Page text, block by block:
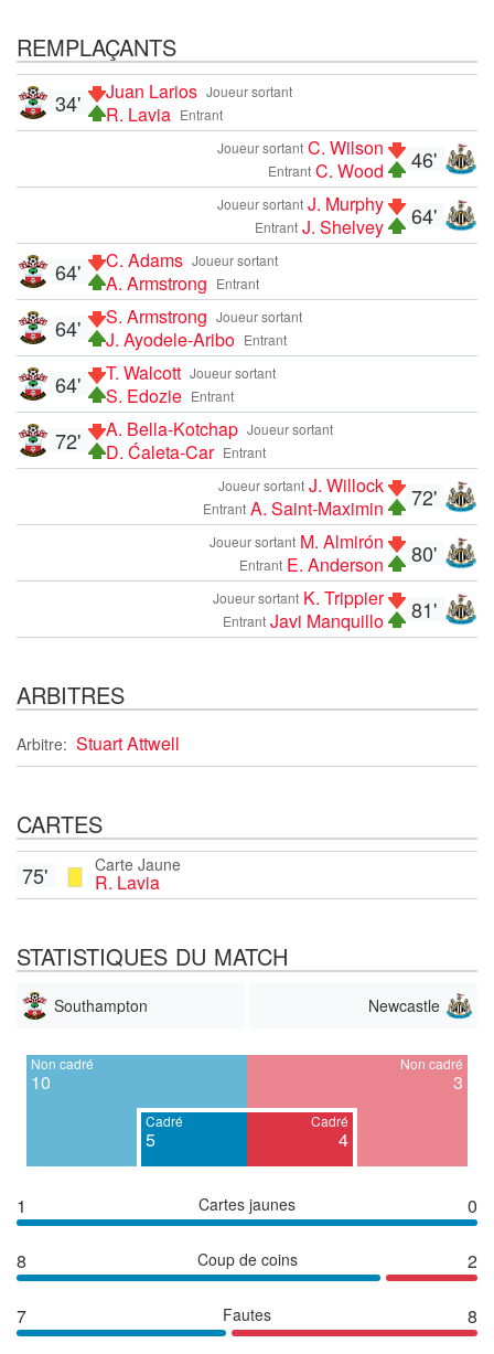
REMPLAÇANTS
Joueur sortant
Juan Larios
Entrant
R. Lavia
34'
46'
Joueur sortant C. Wilson
Entrant C. Wood
64'
Joueur sortant J. Murphy
Entrant J. Shelvey
Joueur sortant
C. Adams
Entrant
A. Armstrong
64'
Joueur sortant
S. Armstrong
Entrant
J. Ayodele-Aribo
64'
Joueur sortant
T. Walcott
Entrant
S. Edozie
64'
Joueur sortant
A. Bella-Kotchap
Entrant
D. Ćaleta-Car
72'
72'
Joueur sortant J. Willock
Entrant A. Saint-Maximin
80'
Joueur sortant M. Almirón
Entrant E. Anderson
81'
Joueur sortant K. Trippier
Entrant Javi Manquillo
ARBITRES
Arbitre: Stuart Attwell
CARTES
Carte Jaune
R. Lavia
75'
STATISTIQUES DU MATCH
Southampton Newcastle
Non cadré
10
Cadré
5
Cadré
4
Non cadré
3
1 Cartes jaunes 0
8 Coup de coins 2
7 Fautes 8